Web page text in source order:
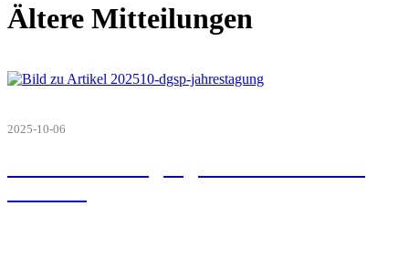
Ältere Mitteilungen
2025-10-06